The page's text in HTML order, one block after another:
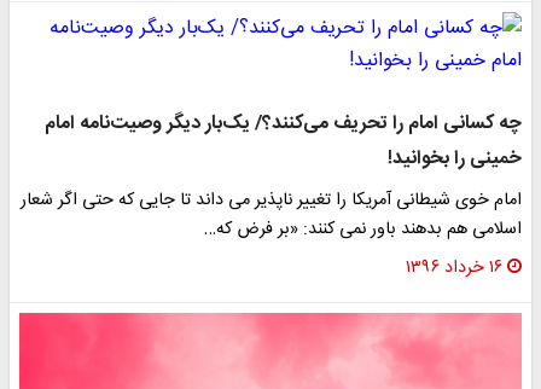
چه کسانی امام را تحریف می‌کنند؟/ یک‌بار دیگر وصیت‌نامه امام
خمینی را بخوانید!
امام خوی شیطانی آمریکا را تغییر ناپذیر می داند تا جایی که حتی اگر شعار
اسلامی هم بدهند باور نمی کنند: «بر فرض که…
۱۶ خرداد ۱۳۹۶